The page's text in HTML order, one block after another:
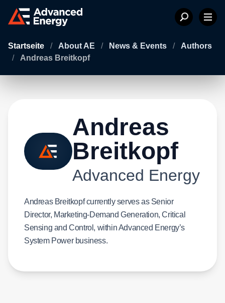
Startseite / About AE / News & Events /
Authors
/
Andreas Breitkopf
Andreas
Breitkopf
Advanced Energy
Andreas Breitkopf currently serves as Senior
Director, Marketing-Demand Generation, Critical
Sensing and Control, within Advanced Energy’s
System Power business.